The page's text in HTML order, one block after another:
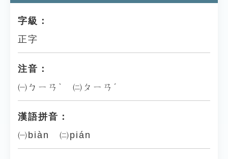
字級：
正字
注音：
㈠ㄅㄧㄢˋ ㈡ㄆㄧㄢˊ
漢語拼音：
㈠biàn ㈡pián